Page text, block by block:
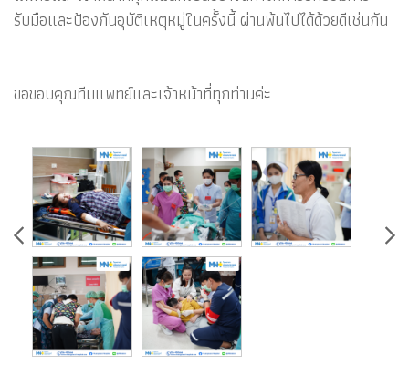
รับมือและป้องกันอุบัติเหตุหมู่ในครั้งนี้ ผ่านพ้นไปได้ด้วยดีเช่นกัน
ขอขอบคุณทีมแพทย์และเจ้าหน้าที่ทุกท่านค่ะ